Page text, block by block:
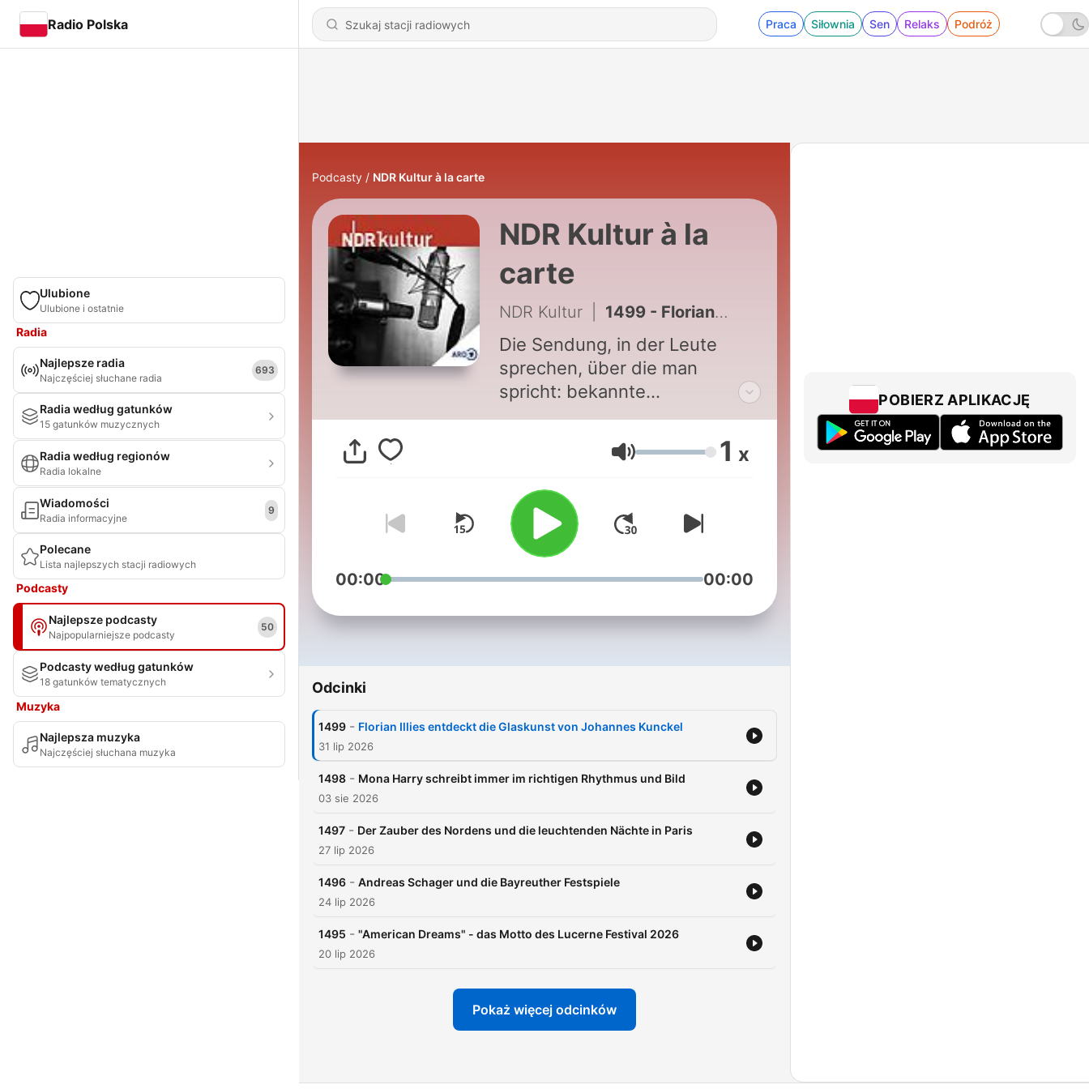
Radio Polska Praca Siłownia Sen Relaks Podróż
Ulubione
Ulubione i ostatnie
Radia
Najlepsze radia
Najczęściej słuchane radia
693
Radia według gatunków
15 gatunków muzycznych
Radia według regionów
Radia lokalne
Wiadomości
Radia informacyjne
9
Polecane
Lista najlepszych stacji radiowych
Podcasty
Najlepsze podcasty
Najpopularniejsze podcasty
50
Podcasty według gatunków
18 gatunków tematycznych
Muzyka
Najlepsza muzyka
Najczęściej słuchana muzyka
Podcasty NDR Kultur à la carte
NDR Kultur à la
carte
NDR Kultur 1499 - Florian Illies entdeckt die Glaskunst von Johannes Kunckel
Die Sendung, in der Leute
sprechen, über die man
spricht: bekannte
Persönlichkeiten aus Kunst,
Kultur, Politik und Gesellschaft.
Schauspieler, Musiker,
Wissenschaftlerin oder Autorin
– in "NDR Kultur à la carte"
hören wir interessanten
Menschen beim Erzählen zu.
Im Radio auf NDR Kultur:
von 13:00 bis 14:00 Uhr.
Głośność 1 x
00:00 00:00
Odcinki
1499 - Florian Illies entdeckt die Glaskunst von Johannes Kunckel
31 lip 2026
1498 - Mona Harry schreibt immer im richtigen Rhythmus und Bild
03 sie 2026
1497 - Der Zauber des Nordens und die leuchtenden Nächte in Paris
27 lip 2026
1496 - Andreas Schager und die Bayreuther Festspiele
24 lip 2026
1495 - "American Dreams" - das Motto des Lucerne Festival 2026
20 lip 2026
Pokaż więcej odcinków
POBIERZ APLIKACJĘ